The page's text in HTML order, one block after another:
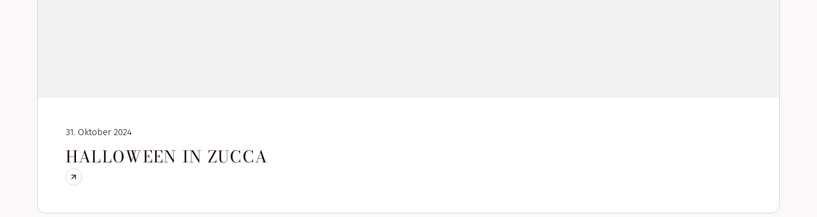
31. Oktober 2024
HALLOWEEN IN ZUCCA